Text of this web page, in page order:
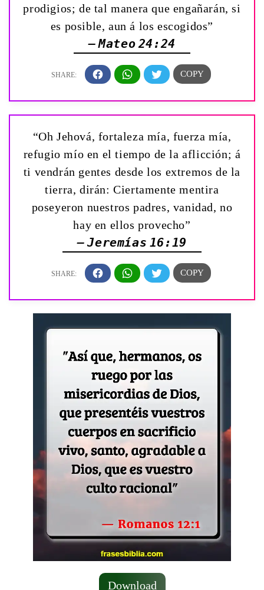
prodigios; de tal manera que engañarán, si
es posible, aun á los escogidos”
— Mateo 24:24
“Oh Jehová, fortaleza mía, fuerza mía,
refugio mío en el tiempo de la aflicción; á
ti vendrán gentes desde los extremos de la
tierra, dirán: Ciertamente mentira
poseyeron nuestros padres, vanidad, no
hay en ellos provecho”
— Jeremías 16:19
Download